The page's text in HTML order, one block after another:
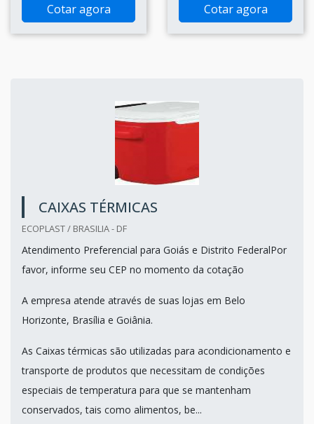
Cotar agora Cotar agora
CAIXAS TÉRMICAS
ECOPLAST / BRASILIA - DF
Atendimento Preferencial para Goiás e Distrito FederalPor
favor, informe seu CEP no momento da cotação
A empresa atende através de suas lojas em Belo
Horizonte, Brasília e Goiânia.
As Caixas térmicas são utilizadas para acondicionamento e
transporte de produtos que necessitam de condições
especiais de temperatura para que se mantenham
conservados, tais como alimentos, be...